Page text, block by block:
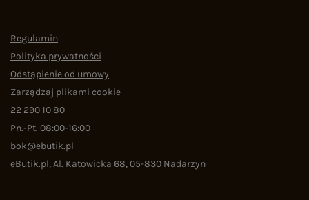
Regulamin
Polityka prywatności
Odstąpienie od umowy
Zarządzaj plikami cookie
22 290 10 80
Pn.-Pt. 08:00-16:00
bok@ebutik.pl
eButik.pl,Al. Katowicka 68,05-830 Nadarzyn